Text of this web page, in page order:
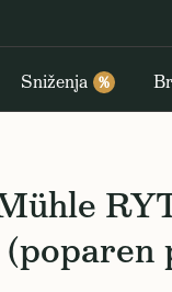
Sniženja %